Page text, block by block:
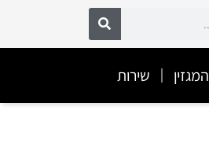
המגזין שירות